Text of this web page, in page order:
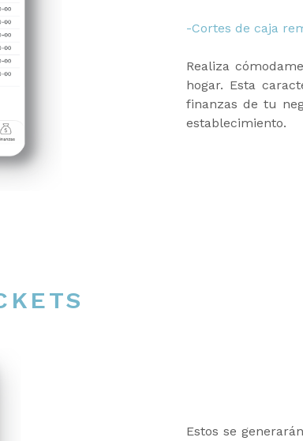
-Cortes de caja
Realiza
hogar. Esta
finanzas de tu
establecimiento.
Estos se